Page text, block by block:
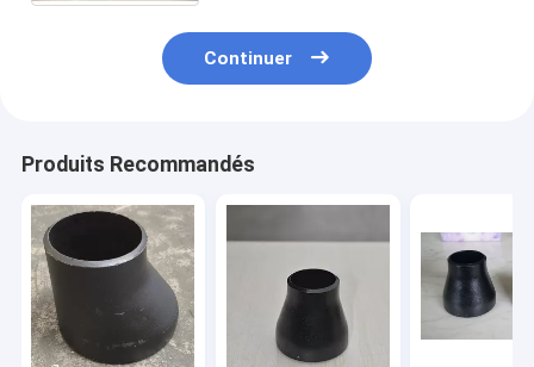
Continuer
Produits Recommandés